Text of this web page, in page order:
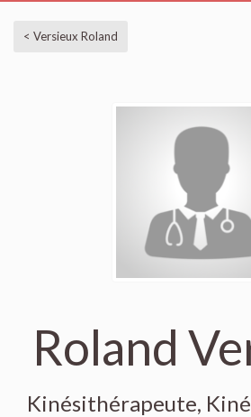
< Versieux Roland
Roland
Kinésithérapeute,